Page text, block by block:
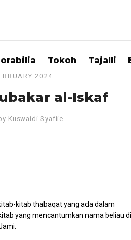
Tokoh Tajalli
2024
al-Iskaf
Kuswaidi Syafiie
kitab thabaqat yang ada dalam
yang mencantumkan nama beliau di